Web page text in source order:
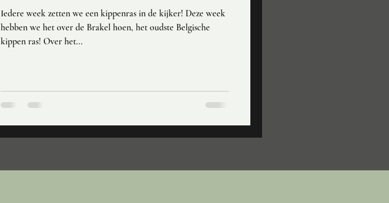
Iedere week zetten we een kippenras in de kijker! Deze week
hebben we het over de Brakel hoen, het oudste Belgische
kippen ras! Over het...